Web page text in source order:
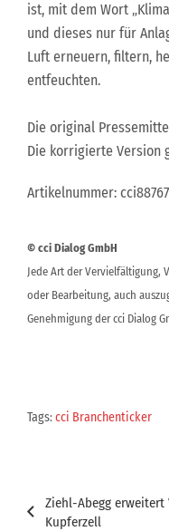
ist, mit dem Wort
und dieses nur für
Luft erneuern, filtern,
entfeuchten.
Die original
Die korrigierte Version
Artikelnummer: cci88767
© cci Dialog GmbH
Jede Art der Vervielfältigung,
oder Bearbeitung, auch
Genehmigung der cci Dialog
Tags:cci Branchenticker
Ziehl-Abegg
Kupferzell